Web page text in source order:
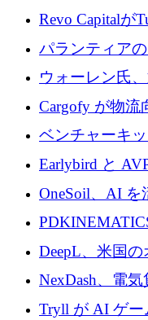
で成長を促進
Revo Capitalが
ラウンドを主
パランティア
ェントの立ち
ウォーレン氏
めに1,000万ユ
Cargofy が物流
万ドルを獲得
ベンチャーキ
ユーロでMinisa
Earlybird と
重用途の成長
OneSoil、AI を
大に​​ 100 万ユ
200 万ユーロを
DeepL、米国
ーミング事業
NexDash、電
EIT Urban
Tryll が AI ゲー